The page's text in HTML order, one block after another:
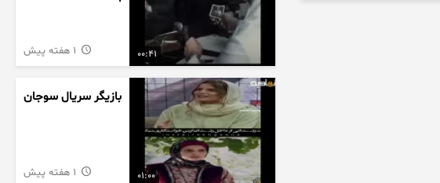
00:41
01:00
بازیگر سریال سوجان